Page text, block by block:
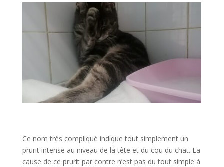
Ce nom très compliqué indique tout simplement un
prurit intense au niveau de la tête et du cou du chat. La
cause de ce prurit par contre n’est pas du tout simple à